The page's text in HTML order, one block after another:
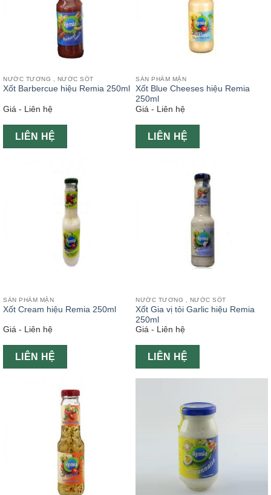
NƯỚC TƯƠNG , NƯỚC SỐT
Xốt Barbercue hiệu Remia 250ml
Giá - Liên hệ
LIÊN HỆ
SẢN PHẨM MẶN
Xốt Blue Cheeses hiệu Remia
250ml
Giá - Liên hệ
LIÊN HỆ
SẢN PHẨM MẶN
Xốt Cream hiệu Remia 250ml
Giá - Liên hệ
LIÊN HỆ
NƯỚC TƯƠNG , NƯỚC SỐT
Xốt Gia vị tỏi Garlic hiệu Remia
250ml
Giá - Liên hệ
LIÊN HỆ